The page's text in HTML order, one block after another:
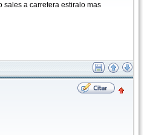
sales a carretera estiralo mas